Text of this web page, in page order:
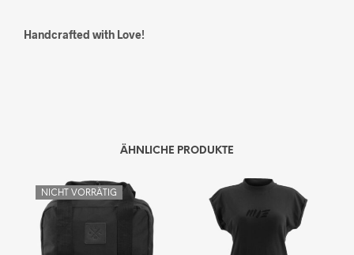
Handcrafted with Love!
ÄHNLICHE PRODUKTE
NICHT VORRÄTIG